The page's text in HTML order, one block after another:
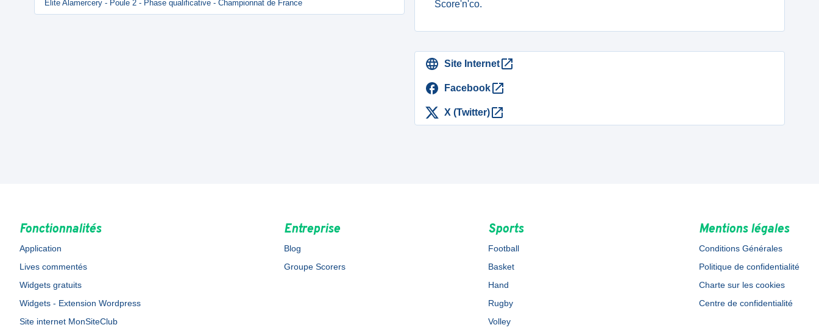
Elite Alamercery - Poule 2 - Phase qualificative - Championnat de France
Score'n'co.
Site Internet
Facebook
X (Twitter)
Fonctionnalités
Application
Lives commentés
Widgets gratuits
Widgets - Extension Wordpress
Site internet MonSiteClub
Entreprise
Blog
Groupe Scorers
Sports
Football
Basket
Hand
Rugby
Volley
Mentions légales
Conditions Générales
Politique de confidentialité
Charte sur les cookies
Centre de confidentialité